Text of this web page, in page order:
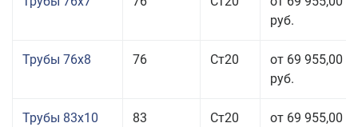
руб.
Трубы 76x8 76 Ст20
от 69 955,00
руб.
Трубы 83x10 83 Ст20
от 69 955,00